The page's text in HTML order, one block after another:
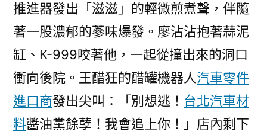
推進器發出「滋滋」的輕微煎煮聲，伴隨
著一股濃郁的蔘味爆發。廖沾沾抱著蒜泥
缸、K-999咬著他，一起從撞出來的洞口
衝向後院。王醋狂的醋罐機器人汽車零件
進口商發出尖叫：「別想逃！ 台北汽車材
料醬油黨餘孽！我會追上你！」店內剩下